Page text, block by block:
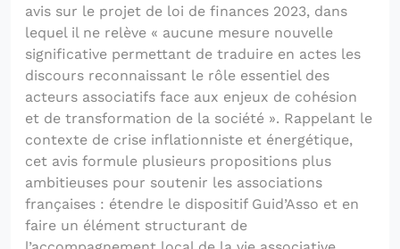
avis sur le projet de loi de finances 2023, dans
lequel il ne relève « aucune mesure nouvelle
significative permettant de traduire en actes les
discours reconnaissant le rôle essentiel des
acteurs associatifs face aux enjeux de cohésion
et de transformation de la société ». Rappelant le
contexte de crise inflationniste et énergétique,
cet avis formule plusieurs propositions plus
ambitieuses pour soutenir les associations
françaises : étendre le dispositif Guid’Asso et en
faire un élément structurant de